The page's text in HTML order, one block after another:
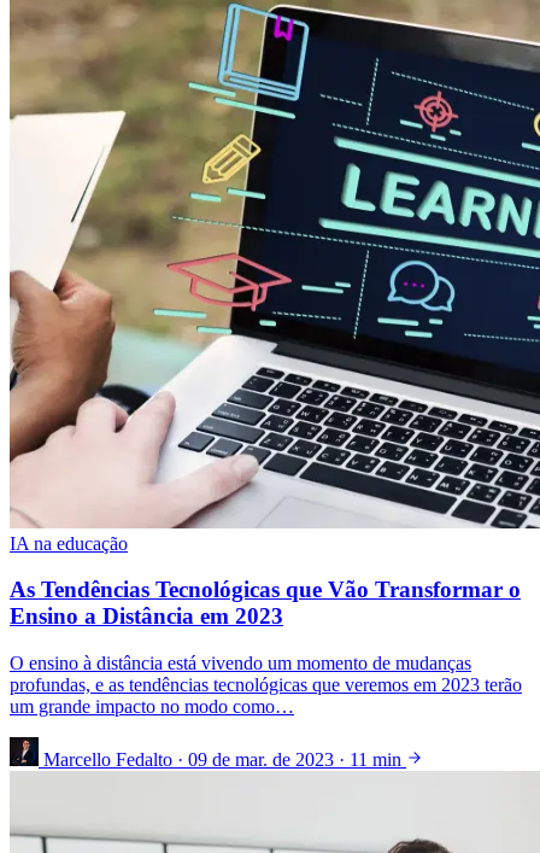
IA na educação
As Tendências Tecnológicas que Vão Transformar o
Ensino a Distância em 2023
O ensino à distância está vivendo um momento de mudanças
profundas, e as tendências tecnológicas que veremos em 2023 terão
um grande impacto no modo como…
Marcello Fedalto · 09 de mar. de 2023 · 11 min